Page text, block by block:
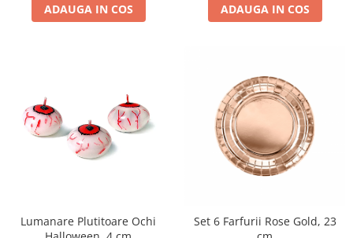
ADAUGA IN COS ADAUGA IN COS
Lumanare Plutitoare Ochi
Set 6 Farfurii Rose Gold, 23